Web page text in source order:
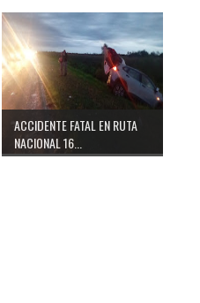
ACCIDENTE FATAL EN RUTA
NACIONAL 16...